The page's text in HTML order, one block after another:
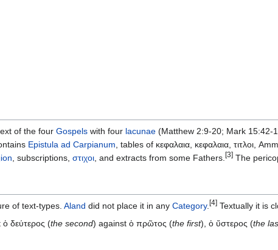
of the four Gospels with four lacunae (Matthew 2:9-20; Mark 15:42-
Epistula ad Carpianum, tables of κεφαλαια, κεφαλαια, τιτλοι,
, subscriptions, στιχοι, and extracts from some Fathers. [3] The
of text-types. Aland did not place it in any Category. [4] Textually it is
δεύτερος (the second) against ὁ πρῶτος (the first), ὁ ὕστερος (the